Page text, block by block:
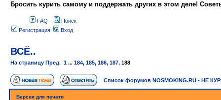
Бросить курить самому и поддержать других в этом деле!
FAQ
Поиск
Регистрация
Вход
ВСЁ..
На страницу Пред. 1 ... 184, 185, 186, 187, 188
Список форумов NOSMOKING.RU - НЕ
Версия для печати